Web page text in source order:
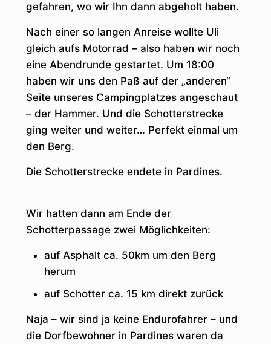
gefahren, wo wir Ihn dann abgeholt haben.
Nach einer so langen Anreise wollte Uli
gleich aufs Motorrad – also haben wir noch
eine Abendrunde gestartet. Um 18:00
haben wir uns den Paß auf der „anderen“
Seite unseres Campingplatzes angeschaut
– der Hammer. Und die Schotterstrecke
ging weiter und weiter… Perfekt einmal um
den Berg.
Die Schotterstrecke endete in Pardines.
Wir hatten dann am Ende der
Schotterpassage zwei Möglichkeiten:
auf Asphalt ca. 50km um den Berg
herum
auf Schotter ca. 15 km direkt zurück
Naja – wir sind ja keine Endurofahrer – und
die Dorfbewohner in Pardines waren da